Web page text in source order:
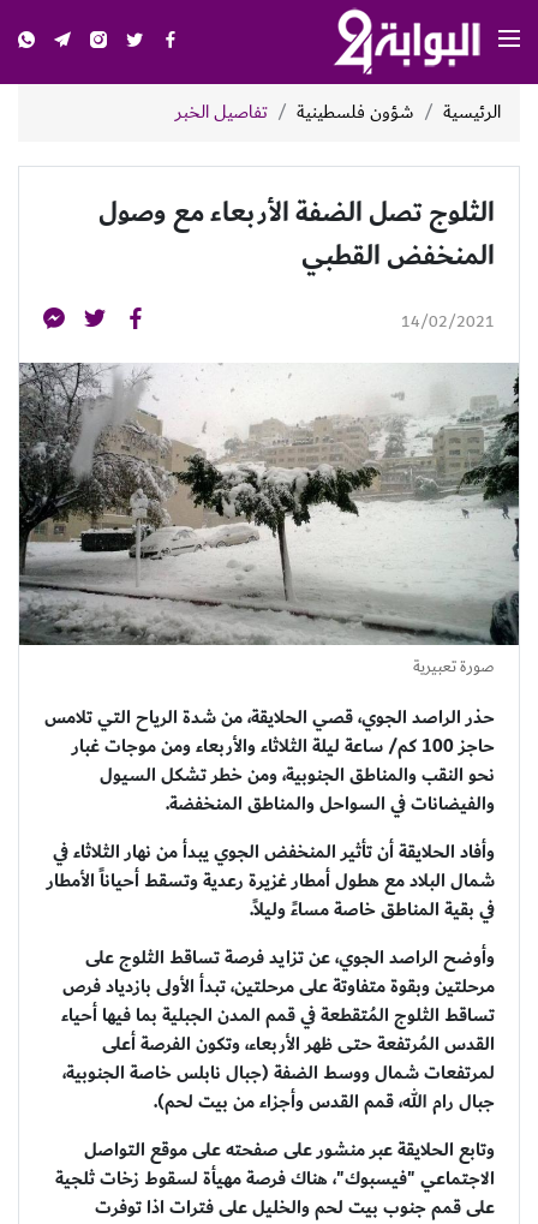
الرئيسية شؤون فلسطينية تفاصيل الخبر
الثلوج تصل الضفة الأربعاء مع وصول
المنخفض القطبي
14/02/2021
صورة تعبيرية
حذر الراصد الجوي، قصي الحلايقة، من شدة الرياح التي تلامس
حاجز 100 كم/ ساعة ليلة الثلاثاء والأربعاء ومن موجات غبار
نحو النقب والمناطق الجنوبية، ومن خطر تشكل السيول
والفيضانات في السواحل والمناطق المنخفضة.
وأفاد الحلايقة أن تأثير المنخفض الجوي يبدأ من نهار الثلاثاء في
شمال البلاد مع هطول أمطار غزيرة رعدية وتسقط أحياناً الأمطار
في بقية المناطق خاصة مساءً وليلاً.
وأوضح الراصد الجوي، عن تزايد فرصة تساقط الثلوج على
مرحلتين وبقوة متفاوتة على مرحلتين، تبدأ الأولى بازدياد فرص
تساقط الثلوج المُتقطعة في قمم المدن الجبلية بما فيها أحياء
القدس المُرتفعة حتى ظهر الأربعاء، وتكون الفرصة أعلى
لمرتفعات شمال ووسط الضفة (جبال نابلس خاصة الجنوبية،
جبال رام الله، قمم القدس وأجزاء من بيت لحم).
وتابع الحلايقة عبر منشور على صفحته على موقع التواصل
الاجتماعي "فيسبوك"، هناك فرصة مهيأة لسقوط زخات ثلجية
على قمم جنوب بيت لحم والخليل على فترات اذا توفرت